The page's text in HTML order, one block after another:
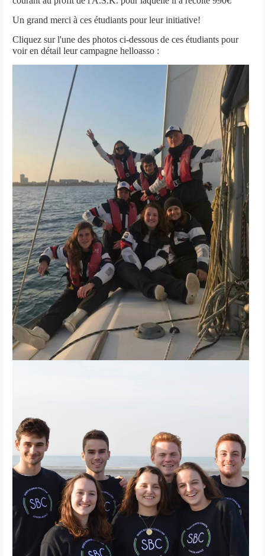
Un grand merci à ces étudiants pour leur initiative!
Cliquez sur l'une des photos ci-dessous de ces étudiants pour
voir en détail leur campagne helloasso :